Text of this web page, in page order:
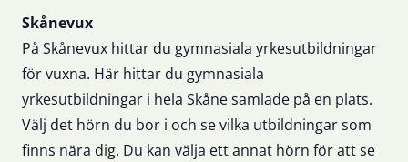
Sidfot
Skånevux
På Skånevux hittar du gymnasiala yrkesutbildningar
för vuxna. Här hittar du gymnasiala
yrkesutbildningar i hela Skåne samlade på en plats.
Välj det hörn du bor i och se vilka utbildningar som
finns nära dig. Du kan välja ett annat hörn för att se